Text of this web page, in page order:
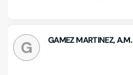
G GAMEZ MARTINEZ, A.M.